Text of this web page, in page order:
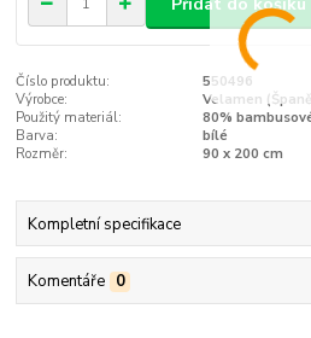
Číslo produktu:
550496
Výrobce:
Velamen
Použitý materiál:
80%
Barva:
bílé
Rozměr:
90 x 200 cm
Kompletní specifikace
Komentáře 0